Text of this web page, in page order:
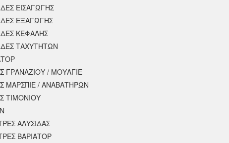
ΕΙΣΑΓΩΓΗΣ
ΕΞΑΓΩΓΗΣ
ΚΕΦΑΛΗΣ
ΤΑΧΥΤΗΤΩΝ
ΓΡΑΝΑΖΙΟΥ / ΜΟΥΑΓΙΕ
ΜΑΡΣΠΙΕ / ΑΝΑΒΑΤΗΡΩΝ
ΤΙΜΟΝΙΟΥ
ΑΛΥΣΙΔΑΣ
ΒΑΡΙΑΤΟΡ